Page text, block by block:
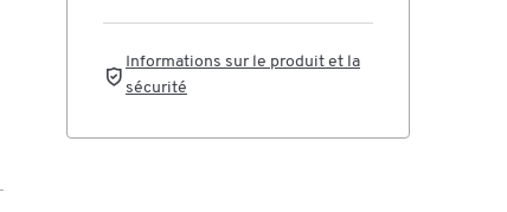
Informations sur le produit et la
sécurité